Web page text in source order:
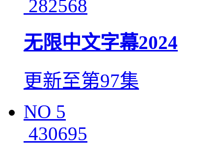
282568
无限中文字幕2024
更新至第97集
NO 5
430695